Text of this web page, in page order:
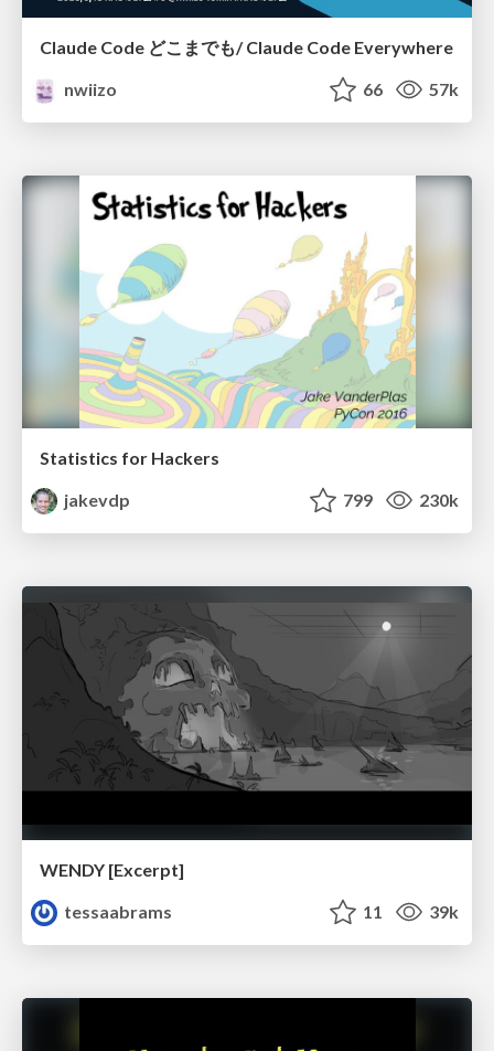
Claude Code どこまでも/ Claude Code Everywhere
nwiizo
66 57k
Statistics for Hackers
jakevdp
799 230k
WENDY [Excerpt]
tessaabrams
11 39k